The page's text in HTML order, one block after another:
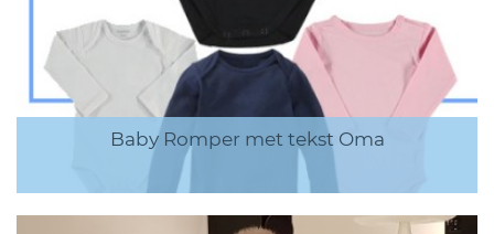
Baby Romper met tekst Oma